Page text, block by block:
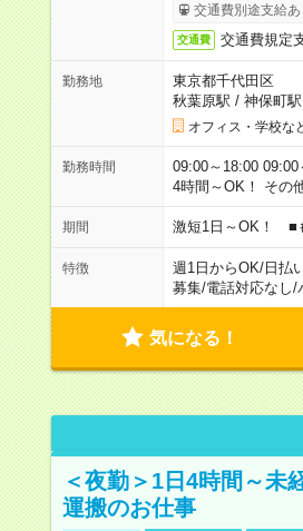
交通費別途支給あ
交通費 交通費規定
勤務地
東京都千代田区
秋葉原駅 / 神保町駅
オフィス・学校な
勤務時間
09:00～18:00
4時間～OK！ その
期間 激短1日～OK！ ■
特徴 週1日からOK/日払
募集/電話対応なし/
気になる！
＜夜勤＞1日4時間～未
運搬のお仕事